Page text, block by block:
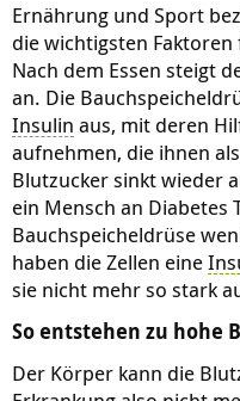
Ernährung und Sport
die wichtigsten
Nach dem Essen steigt
an. Die
Insulin aus, mit deren
aufnehmen, die ihnen
Blutzucker sinkt wieder
ein Mensch an Diabetes
Bauchspeicheldrüse
haben die Zellen eine
sie nicht mehr so stark
So entstehen zu hohe
Der Körper kann die